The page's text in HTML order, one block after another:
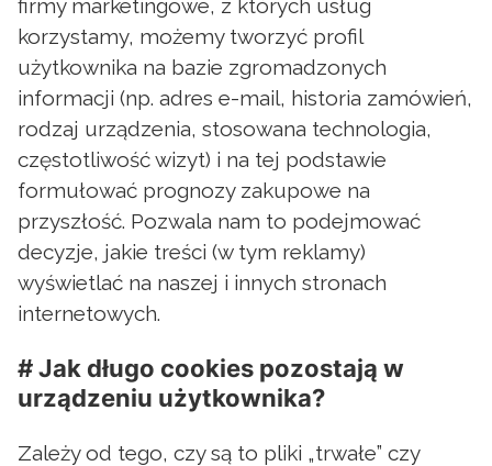
firmy marketingowe, z których usług
korzystamy, możemy tworzyć profil
użytkownika na bazie zgromadzonych
informacji (np. adres e-mail, historia zamówień,
rodzaj urządzenia, stosowana technologia,
częstotliwość wizyt) i na tej podstawie
formułować prognozy zakupowe na
przyszłość. Pozwala nam to podejmować
decyzje, jakie treści (w tym reklamy)
wyświetlać na naszej i innych stronach
internetowych.
# Jak długo cookies pozostają w
urządzeniu użytkownika?
Zależy od tego, czy są to pliki „trwałe” czy